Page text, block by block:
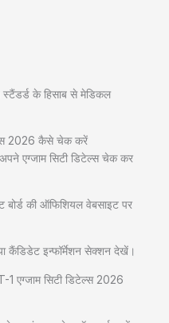
के हिसाब से मेडिकल
2026 कैसे चेक करें
एग्जाम सिटी डिटेल्स चेक कर
की ऑफिशियल वेबसाइट पर
कैंडिडेट इन्फॉर्मेशन सेक्शन देखें।
एग्जाम सिटी डिटेल्स 2026